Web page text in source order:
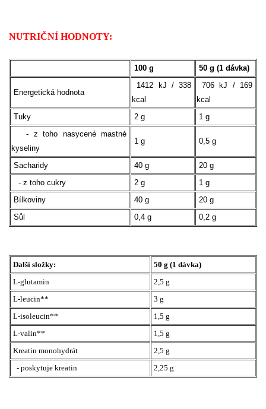
NUTRIČNÍ HODNOTY:
100 g 50 g (1 dávka)
Energetická hodnota
1412 kJ / 338
kcal
706 kJ / 169
kcal
Tuky
2 g
1 g
- z toho nasycené mastné
kyseliny
1 g 0,5 g
Sacharidy 40 g
20 g
- z toho cukry
2 g
1 g
Bílkoviny
40 g
20 g
Sůl
0,4 g 0,2 g
Další složky:
50 g (1 dávka)
L-glutamin
2,5 g
L-leucin**
3 g
L-isoleucin**
1,5 g
L-valin**
1,5 g
Kreatin monohydrát
2,5 g
- poskytuje kreatin
2,25 g